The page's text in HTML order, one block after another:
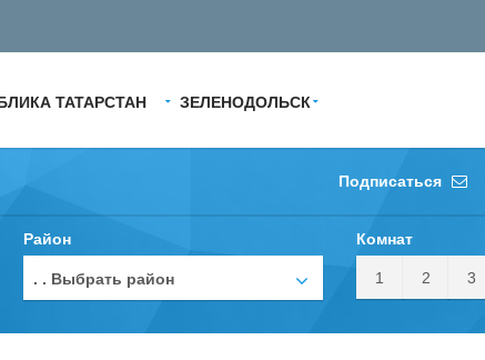
ТАТАРСТАН ЗЕЛЕНОДОЛЬСК
Подписаться
Район
. . Выбрать район
Комнат
1 2 3